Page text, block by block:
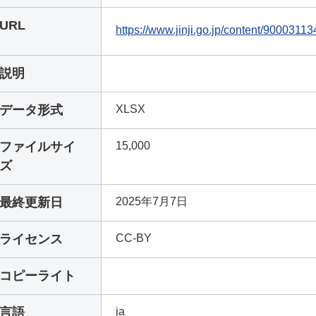
URL https://www.jinji.go.jp/content/
説明
データ形式 XLSX
ファイルサイ
ズ
15,000
最終更新日 2025年7月7日
ライセンス CC-BY
コピーライト
言語 ja